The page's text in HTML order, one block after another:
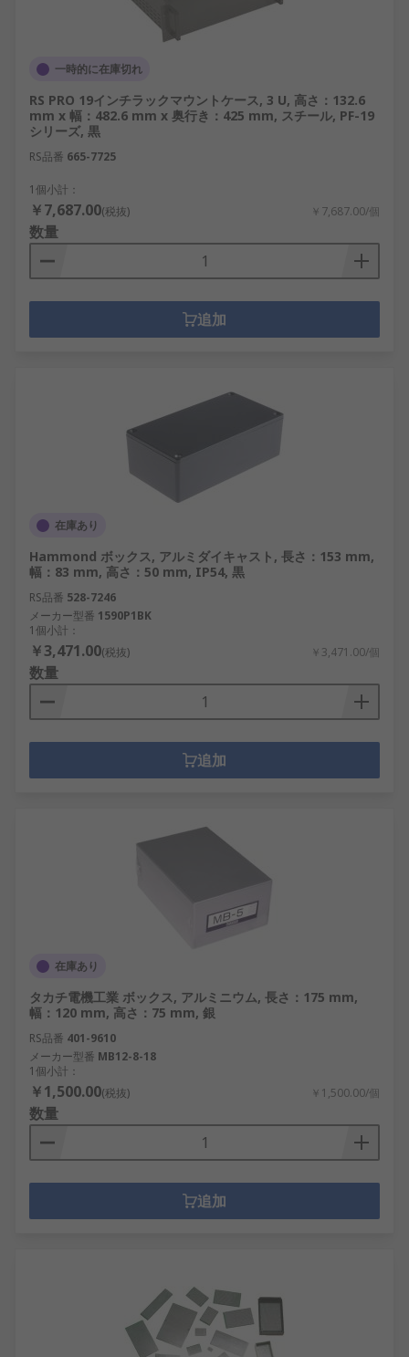
弊社のエンクロージャとサーバーラックを使用し
て、取り付けからロックまで設置するソリューショ
ンを提供します。
DINレール
アクセサリ
圧縮ラッチ
ディスクラッチ
取り付けブラケット
のぞき窓
ロックハンドル
ラックパネルとラックレール
RSを選択する理由
機器に投資する場合で、機器に安全で安全な保管、
筐体および保護が必要な場合、をRS では筐体と保
護ソリューションをご用意しています。 企業とし
て、 弊社はこれの提供を、 高い評価を受け信頼で
きるサプライヤと連携して行っています。 RSは、
エンクロージャとサーバーラックを使用して高価な
コンポーネントを保護するための優れたソリューシ
ョンを提供します。
一時的に在庫切れ
RS PRO 19インチラックマウントケース, 3 U, 高さ：132.6
mm x 幅：482.6 mm x 奥行き：425 mm, スチール, PF-19
シリーズ, 黒
RS品番 665-7725
1個小計：
￥7,687.00(税抜) ￥7,687.00/個
数量
追加
在庫あり
Hammond ボックス, アルミダイキャスト, 長さ：153 mm,
幅：83 mm, 高さ：50 mm, IP54, 黒
RS品番 528-7246
メーカー型番 1590P1BK
1個小計：
￥3,471.00(税抜) ￥3,471.00/個
数量
追加
在庫あり
タカチ電機工業 ボックス, アルミニウム, 長さ：175 mm,
幅：120 mm, 高さ：75 mm, 銀
RS品番 401-9610
メーカー型番 MB12-8-18
1個小計：
￥1,500.00(税抜) ￥1,500.00/個
数量
追加